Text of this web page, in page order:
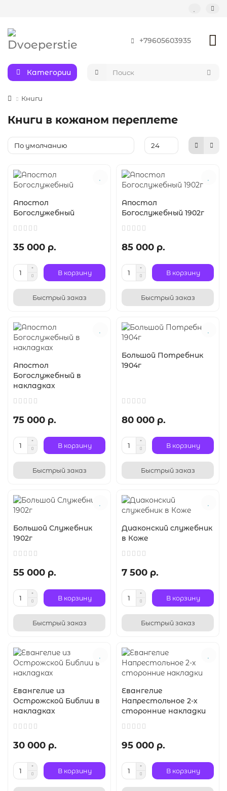
+79605603935
Категории
Книги
Книги в кожаном переплете
Апостол
Богослужебный
35 000 р.
В корзину
Быстрый заказ
Апостол
Богослужебный 1902г
85 000 р.
В корзину
Быстрый заказ
Апостол
Богослужебный в
накладках
75 000 р.
В корзину
Быстрый заказ
Большой Потребник
1904г
80 000 р.
В корзину
Быстрый заказ
Большой Служебник
1902г
55 000 р.
В корзину
Быстрый заказ
Диаконский служебник
в Коже
7 500 р.
В корзину
Быстрый заказ
Евангелие из
Острожской Библии в
накладках
30 000 р.
В корзину
Евангелие
Напрестольное 2-х
сторонние накладки
95 000 р.
В корзину